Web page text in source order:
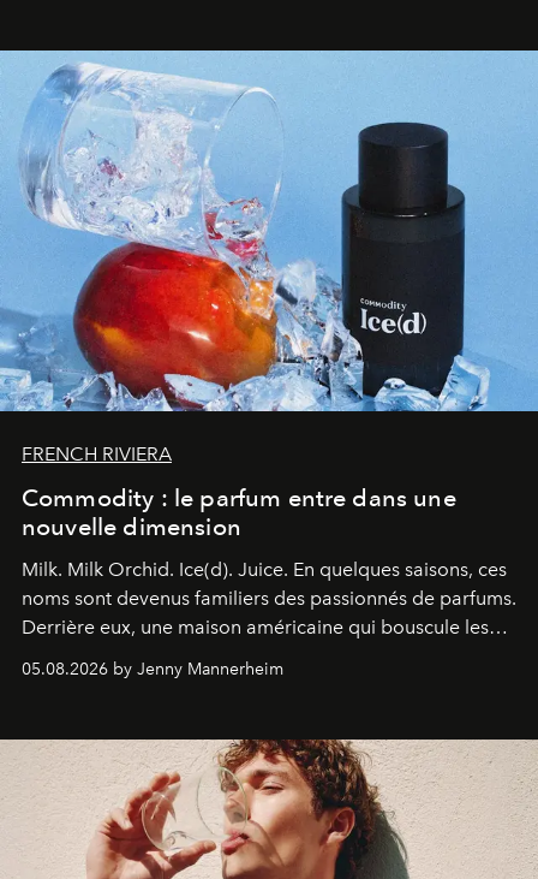
FRENCH RIVIERA
Commodity : le parfum entre dans une
nouvelle dimension
Milk. Milk Orchid. Ice(d). Juice. En quelques saisons, ces
noms sont devenus familiers des passionnés de parfums.
Derrière eux, une maison américaine qui bouscule les
codes de la parfumerie contemporaine en proposant
une approche aussi intuitive que personnelle :
05.08.2026 by Jenny Mannerheim